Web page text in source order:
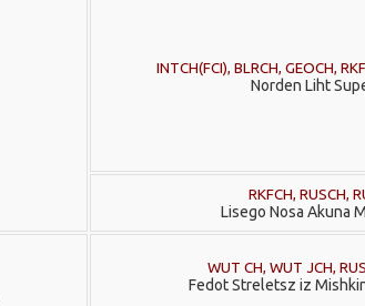
INTCH(FCI), BLRCH, GEOCH,
Norden Liht
RKFCH, RUSCH,
Lisego Nosa Akuna
WUT CH, WUT JCH,
Fedot Streletsz iz